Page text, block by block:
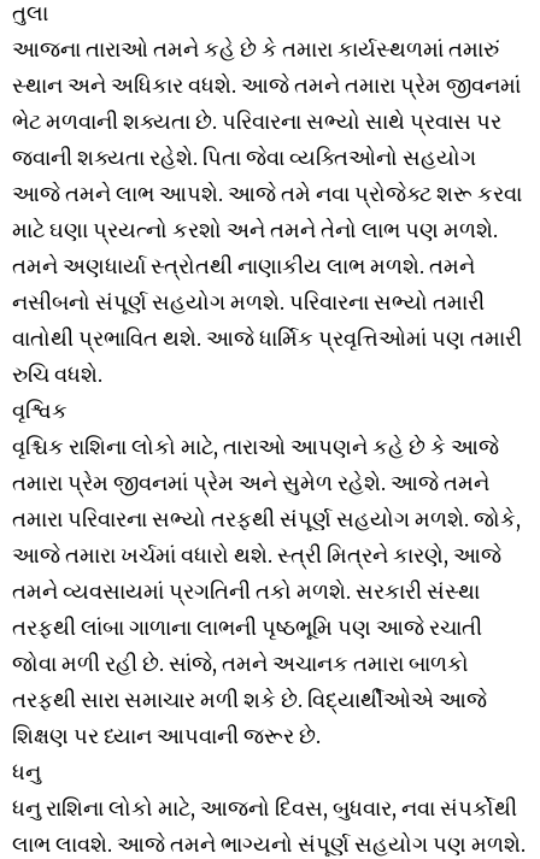
તુલા
આજના તારાઓ તમને કહે છે કે તમારા કાર્યસ્થળમાં તમારું
સ્થાન અને અધિકાર વધશે. આજે તમને તમારા પ્રેમ જીવનમાં
ભેટ મળવાની શક્યતા છે. પરિવારના સભ્યો સાથે પ્રવાસ પર
જવાની શક્યતા રહેશે. પિતા જેવા વ્યક્તિઓનો સહયોગ
આજે તમને લાભ આપશે. આજે તમે નવા પ્રોજેક્ટ શરૂ કરવા
માટે ઘણા પ્રયત્નો કરશો અને તમને તેનો લાભ પણ મળશે.
તમને અણધાર્યા સ્ત્રોતથી નાણાકીય લાભ મળશે. તમને
નસીબનો સંપૂર્ણ સહયોગ મળશે. પરિવારના સભ્યો તમારી
વાતોથી પ્રભાવિત થશે. આજે ધાર્મિક પ્રવૃત્તિઓમાં પણ તમારી
રુચિ વધશે.
વૃશ્વિક
વૃશ્ચિક રાશિના લોકો માટે, તારાઓ આપણને કહે છે કે આજે
તમારા પ્રેમ જીવનમાં પ્રેમ અને સુમેળ રહેશે. આજે તમને
તમારા પરિવારના સભ્યો તરફથી સંપૂર્ણ સહયોગ મળશે. જોકે,
આજે તમારા ખર્ચમાં વધારો થશે. સ્ત્રી મિત્રને કારણે, આજે
તમને વ્યવસાયમાં પ્રગતિની તકો મળશે. સરકારી સંસ્થા
તરફથી લાંબા ગાળાના લાભની પૃષ્ઠભૂમિ પણ આજે રચાતી
જોવા મળી રહી છે. સાંજે, તમને અચાનક તમારા બાળકો
તરફથી સારા સમાચાર મળી શકે છે. વિદ્યાર્થીઓએ આજે ​​
શિક્ષણ પર ધ્યાન આપવાની જરૂર છે.
ધનુ
ધનુ રાશિના લોકો માટે, આજનો દિવસ, બુધવાર, નવા સંપર્કોથી
લાભ લાવશે. આજે તમને ભાગ્યનો સંપૂર્ણ સહયોગ પણ મળશે.